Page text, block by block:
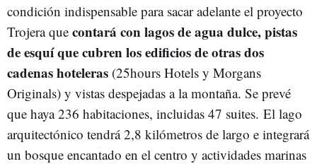
condición indispensable para sacar adelante el proyecto
Trojera que contará con lagos de agua dulce, pistas
de esquí que cubren los edificios de otras dos
cadenas hoteleras (25hours Hotels y Morgans
Originals) y vistas despejadas a la montaña. Se prevé
que haya 236 habitaciones, incluidas 47 suites. El lago
arquitectónico tendrá 2,8 kilómetros de largo e integrará
un bosque encantado en el centro y actividades marinas